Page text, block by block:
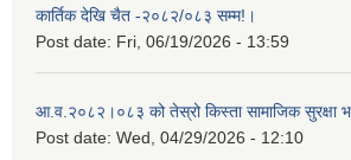
कार्तिक देखि चैत -२०८२/०८३ सम्म!।
Post date: Fri, 06/19/2026 - 13:59
आ.व.२०८२।०८३ को तेस्रो किस्ता सामाजिक सुरक्षा
Post date: Wed, 04/29/2026 - 12:10